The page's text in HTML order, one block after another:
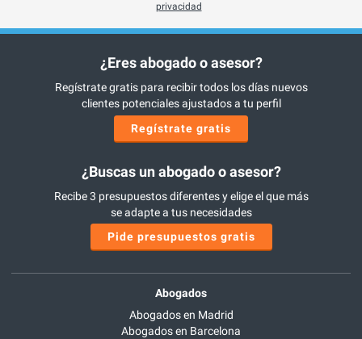
privacidad
¿Eres abogado o asesor?
Regístrate gratis para recibir todos los días nuevos
clientes potenciales ajustados a tu perfil
Regístrate gratis
¿Buscas un abogado o asesor?
Recibe 3 presupuestos diferentes y elige el que más
se adapte a tus necesidades
Pide presupuestos gratis
Abogados
Abogados en Madrid
Abogados en Barcelona